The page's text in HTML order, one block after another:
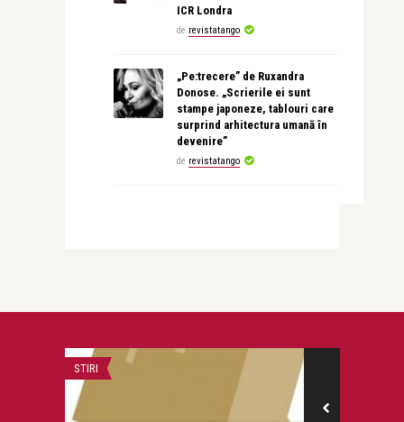
ICR Londra
de revistatango
„Pe:trecere” de Ruxandra
Donose. „Scrierile ei sunt
stampe japoneze, tablouri care
surprind arhitectura umană în
devenire”
de revistatango
STIRI